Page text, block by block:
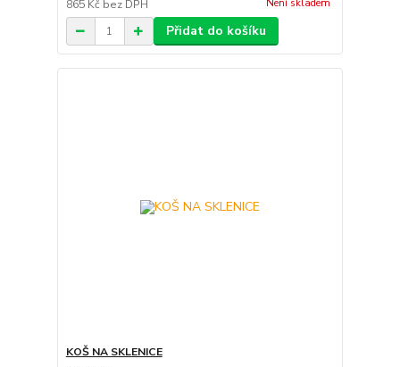
865 Kč bez DPH Není skladem
Přidat do košíku
KOŠ NA SKLENICE